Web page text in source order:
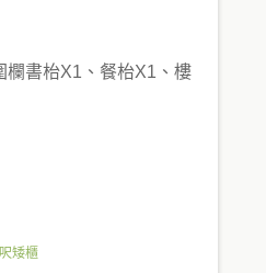
欄書枱X1、餐枱X1、樓
矮櫃